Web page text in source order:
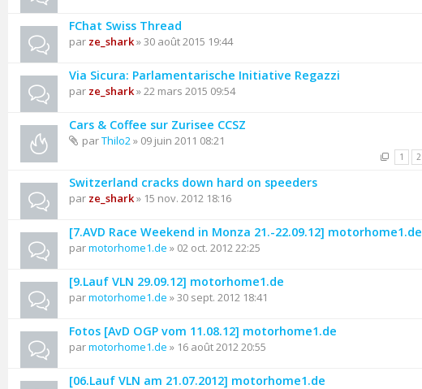
FChat Swiss Thread
par ze_shark» 30 août 2015 19:44
Via Sicura: Parlamentarische Initiative Regazzi
par ze_shark» 22 mars 2015 09:54
Cars & Coffee sur Zurisee CCSZ
parThilo2» 09 juin 2011 08:21
1 2
Switzerland cracks down hard on speeders
par ze_shark» 15 nov. 2012 18:16
[7.AVD Race Weekend in Monza 21.-22.09.12] motorhome1.de
parmotorhome1.de » 02 oct. 2012 22:25
[9.Lauf VLN 29.09.12] motorhome1.de
parmotorhome1.de » 30 sept. 2012 18:41
Fotos [AvD OGP vom 11.08.12] motorhome1.de
parmotorhome1.de » 16 août 2012 20:55
[06.Lauf VLN am 21.07.2012] motorhome1.de